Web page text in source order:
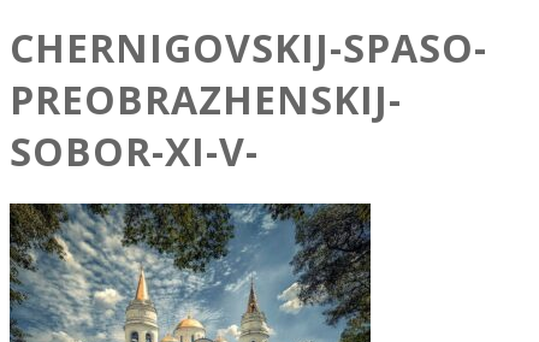
CHERNIGOVSKIJ-SPASO-
PREOBRAZHENSKIJ-
SOBOR-XI-V-